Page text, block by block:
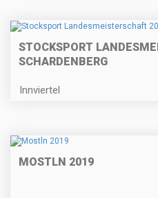
STOCKSPORT
SCHARDENBERG
Innviertel
MOSTLN 2019